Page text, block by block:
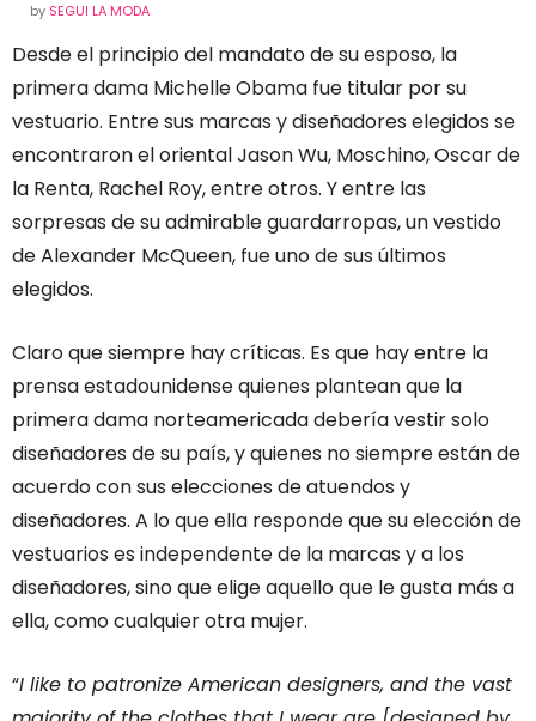
by SEGUI LA MODA
Desde el principio del mandato de su esposo, la
primera dama Michelle Obama fue titular por su
vestuario. Entre sus marcas y diseñadores elegidos se
encontraron el oriental Jason Wu, Moschino, Oscar de
la Renta, Rachel Roy, entre otros. Y entre las
sorpresas de su admirable guardarropas, un vestido
de Alexander McQueen, fue uno de sus últimos
elegidos.
Claro que siempre hay críticas. Es que hay entre la
prensa estadounidense quienes plantean que la
primera dama norteamericada debería vestir solo
diseñadores de su país, y quienes no siempre están de
acuerdo con sus elecciones de atuendos y
diseñadores. A lo que ella responde que su elección de
vestuarios es independente de la marcas y a los
diseñadores, sino que elige aquello que le gusta más a
ella, como cualquier otra mujer.
“I like to patronize American designers, and the vast